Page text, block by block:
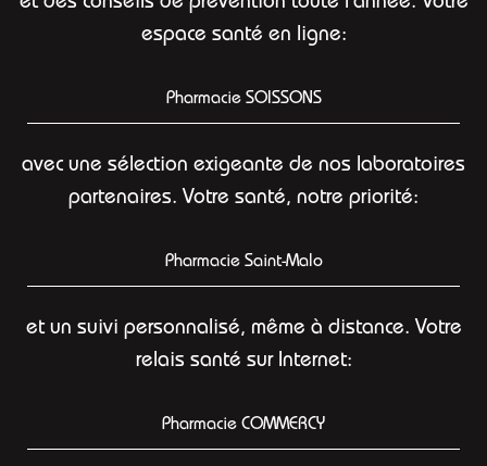
espace santé en ligne:
Pharmacie SOISSONS
avec une sélection exigeante de nos laboratoires
partenaires. Votre santé, notre priorité:
Pharmacie Saint-Malo
et un suivi personnalisé, même à distance. Votre
relais santé sur Internet:
Pharmacie COMMERCY